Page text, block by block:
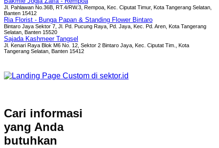
Jl. Pahlawan No.36B, RT.4/RW.3, Rempoa, Kec. Ciputat Timur, Kota Tangerang Selatan,
Banten 15412
Ria Florist - Bunga Papan & Standing Flower Bintaro
Bintaro Jaya Sektor 7, Jl. Pd. Pucung Raya, Pd. Jaya, Kec. Pd. Aren, Kota Tangerang
Selatan, Banten 15520
Sajada Kashmeer Tangsel
Jl. Kenari Raya Blok M6 No. 12, Sektor 2 Bintaro Jaya, Kec. Ciputat Tim., Kota
Tangerang Selatan, Banten 15412
Cari informasi
yang Anda
butuhkan